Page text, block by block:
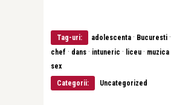
Tag-uri: adolescenta · Bucuresti ·
chef · dans · intuneric · liceu · muzica
sex
Categorii:
Uncategorized